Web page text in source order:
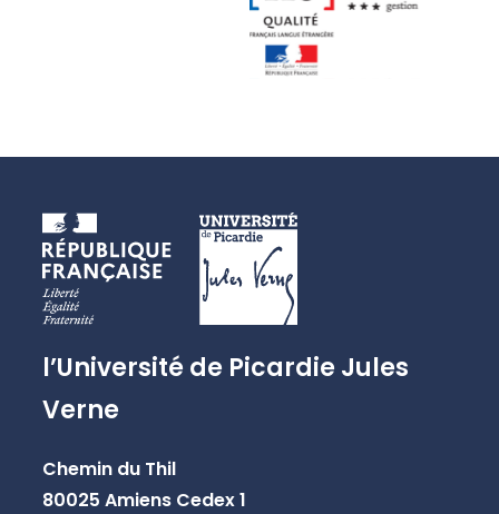
l’Université de Picardie Jules
Verne
Chemin du Thil
80025 Amiens Cedex 1